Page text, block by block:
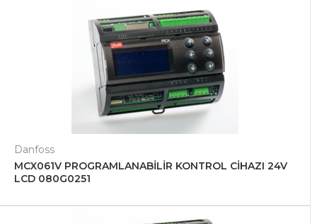
Danfoss
MCX061V PROGRAMLANABİLİR KONTROL CİHAZI 24V
LCD 080G0251